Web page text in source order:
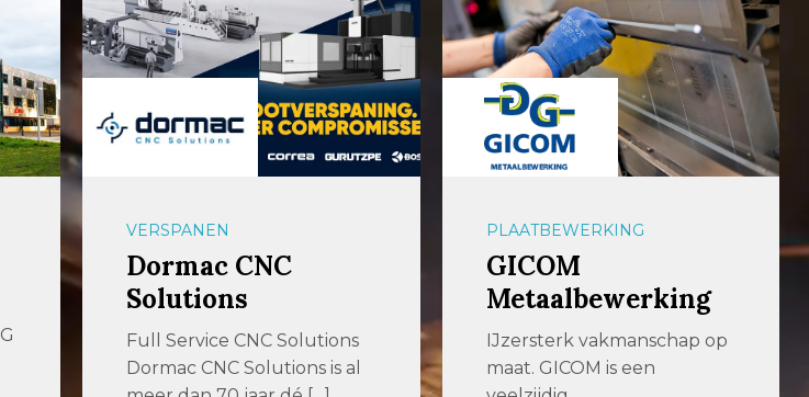
PLAATBEWERKING
GICOM
Metaalbewerking
IJzersterk vakmanschap op
maat. GICOM is een
PLAATBEWERKING
aalbers|wico
Met ons geavanceerde
machinepark kunnen we
elke denkbare bewerking
voor u uitvoeren, met de […]